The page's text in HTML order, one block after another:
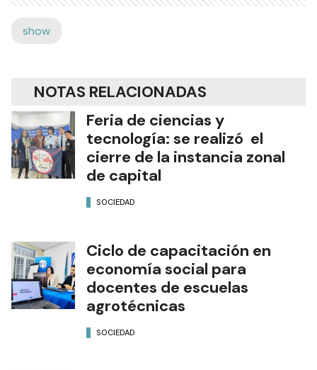
show
NOTAS RELACIONADAS
Feria de ciencias y
tecnología: se realizó el
cierre de la instancia zonal
de capital
SOCIEDAD
Ciclo de capacitación en
economía social para
docentes de escuelas
agrotécnicas
SOCIEDAD